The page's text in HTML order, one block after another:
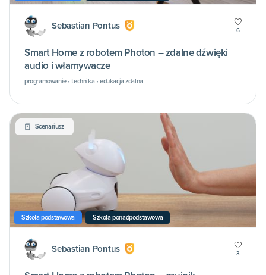
Sebastian Pontus 6
Smart Home z robotem Photon – zdalne dźwięki
audio i włamywacze
programowanie • technika • edukacja zdalna
Scenariusz
Szkoła podstawowa Szkoła ponadpodstawowa
Sebastian Pontus 3